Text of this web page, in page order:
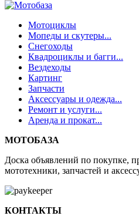
Мотоциклы
Мопеды и скутеры...
Снегоходы
Квадроциклы и багги...
Вездеходы
Кaртинг
Запчасти
Аксессуары и одежда...
Ремонт и услуги...
Аренда и прокат...
МОТОБАЗА
Доска объявлений по покупке,
мототехники, запчастей и
КОНТАКТЫ